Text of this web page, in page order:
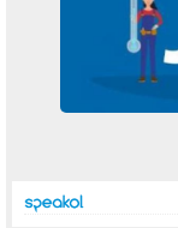
- 7 - 2026